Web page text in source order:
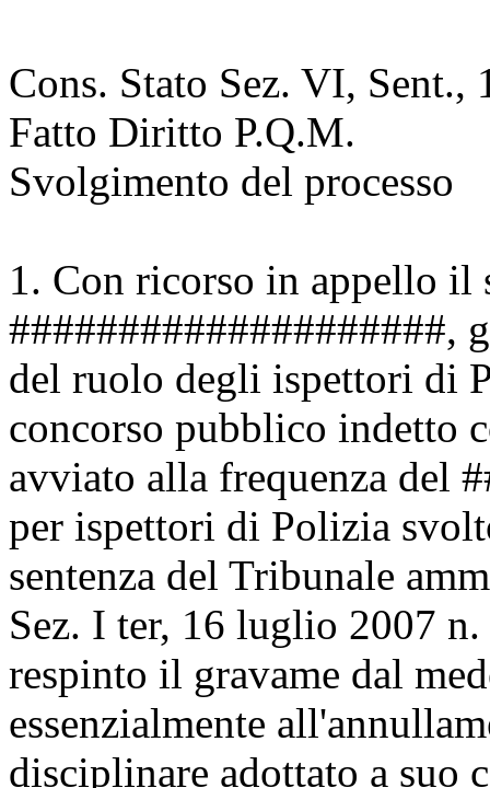
Cons. Stato Sez. VI, Sent.,
Fatto Diritto P.Q.M.
Svolgimento del processo
1. Con ricorso in appello il
####################,
del ruolo degli ispettori di
concorso pubblico indetto
avviato alla frequenza del
per ispettori di Polizia
sentenza del Tribunale
Sez. I ter, 16 luglio 2007
respinto il gravame dal
essenzialmente
disciplinare adottato a suo